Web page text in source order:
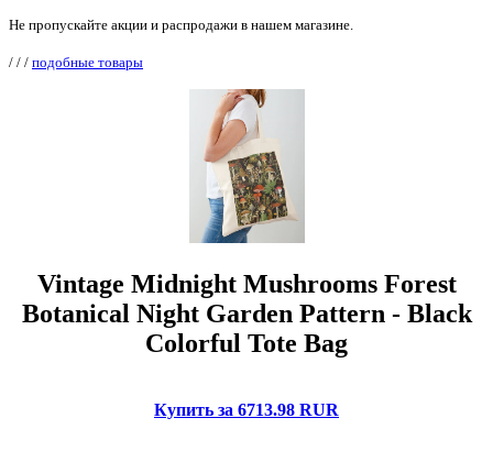
Не пропускайте акции и распродажи в нашем магазине.
/ / / подобные товары
Vintage Midnight Mushrooms Forest
Botanical Night Garden Pattern - Black
Colorful Tote Bag
Купить за 6713.98 RUR